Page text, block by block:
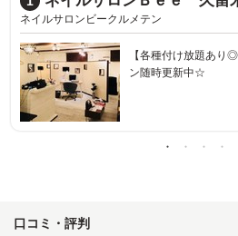
メニューネイルデザイ
[花畑]
ネイルサロンエレ
豊富なデザイ
と見つかる♪
口コミ・評判